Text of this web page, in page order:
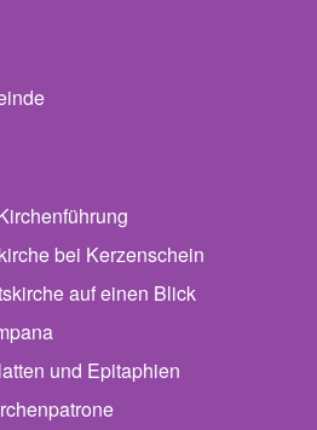
von Kirche
von Stiftskirche
bei Kerzenschein
auf einen Blick
und Epitaphien